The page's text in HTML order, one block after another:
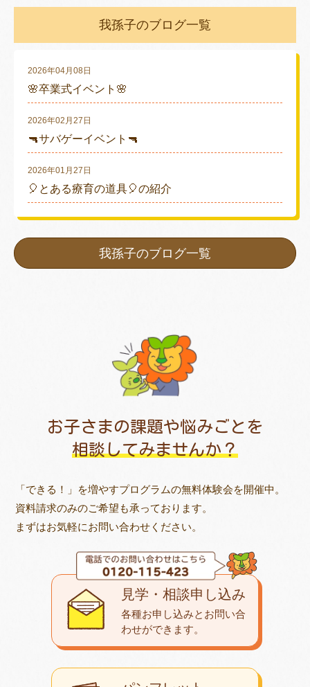
我孫子のブログ一覧
2026年04月08日
🌸卒業式イベント🌸
2026年02月27日
🔫サバゲーイベント🔫
2026年01月27日
🎈とある療育の道具🎈の紹介
我孫子のブログ一覧
お子さまの課題や悩みごとを
相談してみませんか？
「できる！」を増やすプログラムの無料体験会を開催中。
資料請求のみのご希望も承っております。
まずはお気軽にお問い合わせください。
見学・相談申し込み
各種お申し込みとお問い合
わせができます。